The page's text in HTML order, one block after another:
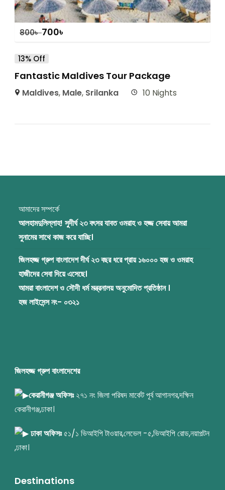
800৳ 700৳
13% Off
Fantastic Maldives Tour Package
Maldives, Male, Srilanka 10 Nights
আমাদের সম্পর্কে
আলহামদুলিল্লাহ! সুদীর্ঘ ২৩ বৎসর যাবত ওমরাহ ও হজ্জ সেবায় আমরা
সুনামের সাথে কাজ করে যাচ্ছি।
জিলহজ্জ গ্রুপ বাংলাদেশ দীর্ঘ ২৩ বছর ধরে প্রায় ১৬০০০ হজ ও ওমরাহ
হাজীদের সেবা দিয়ে এসেছে।
আমরা বাংলাদেশ ও সৌদী ধর্ম মন্ত্রনালয় অনুমোদিত প্রতিষ্ঠান ।
হজ লাইসেন্স নং- ০৩২১
জিলহজ্জ গ্রুপ বাংলাদেশের
কেরানীগঞ্জ অফিসঃ২৭১ নং জিলা পরিষদ মার্কেট পূর্ব আগানগর,দক্ষিন
কেরানীগঞ্জ,ঢাকা।
ঢাকা অফিসঃ৫১/১ ভিআইপি টাওয়ার,লেভেল -৫,ভিআইপি রোড,নয়াপল্টন
,ঢাকা।
Destinations